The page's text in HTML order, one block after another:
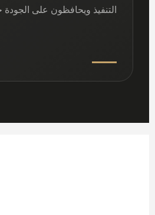
التنفيذ ويحافظون على